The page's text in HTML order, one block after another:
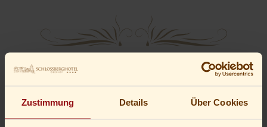
Zustimmung Details Über Cookies
Mehr über uns